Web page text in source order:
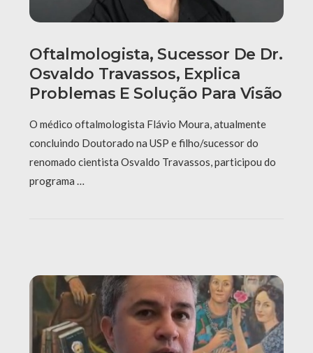
Oftalmologista, Sucessor De Dr.
Osvaldo Travassos, Explica
Problemas E Solução Para Visão
O médico oftalmologista Flávio Moura, atualmente
concluindo Doutorado na USP e filho/sucessor do
renomado cientista Osvaldo Travassos, participou do
programa …